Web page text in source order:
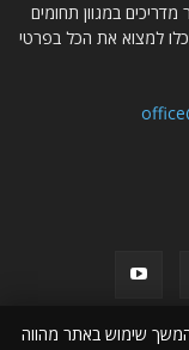
במגוון תחומים
למצוא את הכל בפרטי
שימוש באתר מהווה